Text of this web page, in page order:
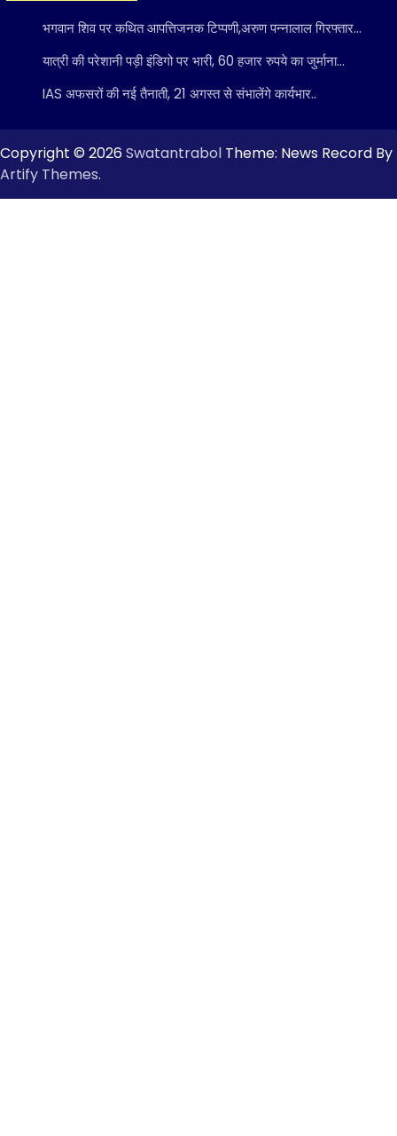
भगवान शिव पर कथित आपत्तिजनक टिप्पणी,अरुण पन्नालाल गिरफ्तार…
यात्री की परेशानी पड़ी इंडिगो पर भारी, 60 हजार रुपये का जुर्माना…
IAS अफसरों की नई तैनाती, 21 अगस्त से संभालेंगे कार्यभार..
Copyright © 2026 Swatantrabol Theme: News Record By
Artify Themes.